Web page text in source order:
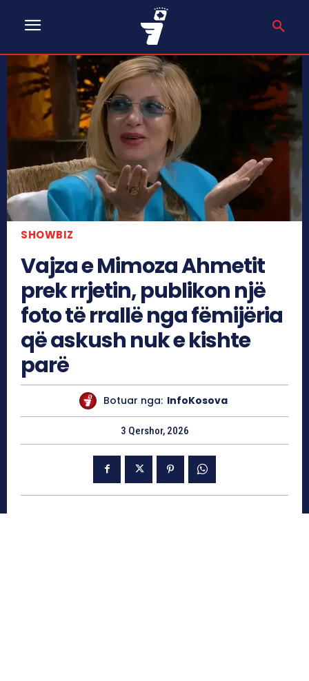
SHOWBIZ
Vajza e Mimoza Ahmetit
prek rrjetin, publikon një
foto të rrallë nga fëmijëria
që askush nuk e kishte
parë
Botuar nga: InfoKosova
3 Qershor, 2026